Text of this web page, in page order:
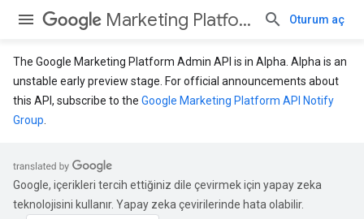
Marketing Platform Admin API Oturum aç
The Google Marketing Platform Admin API is in Alpha. Alpha is an
unstable early preview stage. For official announcements about
this API, subscribe to the Google Marketing Platform API Notify
Group
Google, içerikleri tercih ettiğiniz dile çevirmek için yapay zeka
teknolojisini kullanır. Yapay zeka çevirilerinde hata olabilir.